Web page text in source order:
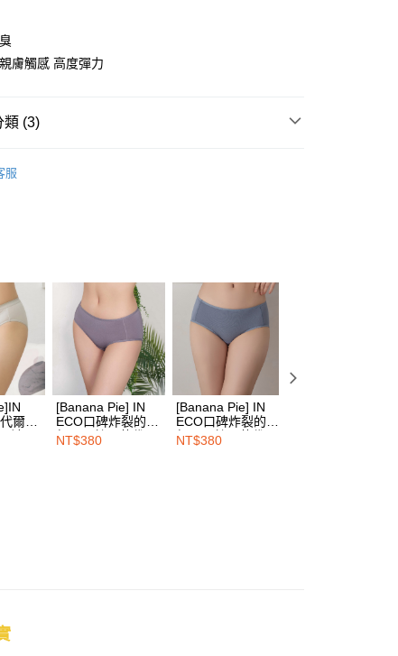
付
先享後付」】
付是「在收到商品之後才付款」的支付方式。 讓您購物簡單
手機號碼，簡訊認證，即可結帳。
享後付」結帳流程】
店家。未經商家同意取消之訂單仍視為有效，需透過AFTEE
相關費用。
功請以「AFTEE先享後付 」之結帳頁面顯示為準，若有關於
／繳費後需取消欲退款等相關疑問，請聯繫「AFTEE先享後
心」 https://netprotections.freshdesk.com/support/home
沛科技股份有限公司提供之「AFTEE先享後付」服務完成之
服務之必要範圍內提供個人資料，並將交易相關給付款項請
恩沛科技股份有限公司。
料處理事宜，請瀏覽以下網址：
，滿NT$1,500(含以上)免運費
，滿NT$1,500(含以上)免運費
貨
滿NT$1,500(含以上)免運費
，滿NT$1,500(含以上)免運費
市速取
膚觸感 高度彈力
類 (3)
服
爾舒
褲-云
[Banana Pie] IN
ECO口碑炸裂的超
舒服天絲™莫代爾
抗敏低腰三角內褲-
NT$380
[Banana Pie] IN
ECO口碑炸裂的超
舒服天絲™莫代爾
抗敏低腰三角內褲-
NT$380